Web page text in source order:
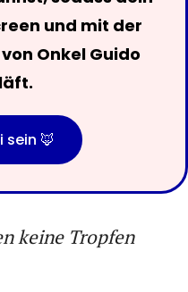
und mit der
Onkel Guido
🦊
keine Tropfen